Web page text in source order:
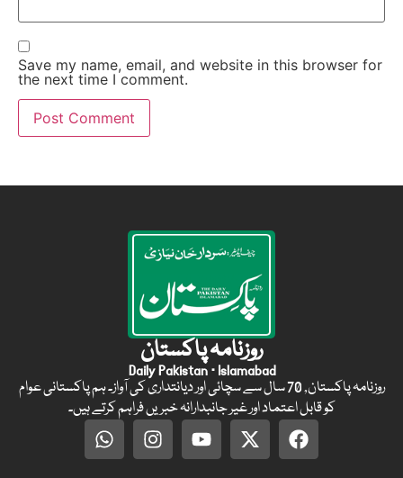
Save my name, email, and website in this browser for
the next time I comment.
روزنامہ پاکستان
Daily Pakistan · Islamabad
روزنامہ پاکستان, 70 سال سے سچائی اور دیانتداری کی آواز۔ ہم پاکستانی عوام
کو قابل اعتماد اور غیر جانبدارانہ خبریں فراہم کرتے ہیں۔